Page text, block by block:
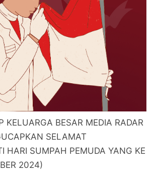
KELUARGA BESAR MEDIA RADAR
SELAMAT
HARI SUMPAH PEMUDA YANG KE
2024)